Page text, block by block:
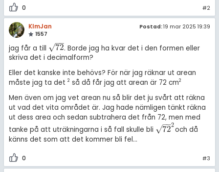
0 #2
KlmJan
1557
Postad:19 mar 2025 19:39
jag får a till 72
−−
√
72
. Borde jag ha kvar det i den formen eller
skriva det i decimalform?
Eller det kanske inte behövs? För när jag räknar ut arean
måste jag ta det 2 så då får jag att arean är 72 cm2
Men även om jag vet arean nu så blir det ju svårt att räkna
ut vad det vita området är. Jag hade nämligen tänkt räkna
ut dess area och sedan subtrahera det från 72, men med
tanke på att uträkningarna i så fall skulle bli
72
−−
√ 2
722
och då
känns det som att det kommer bli fel...
0 #3